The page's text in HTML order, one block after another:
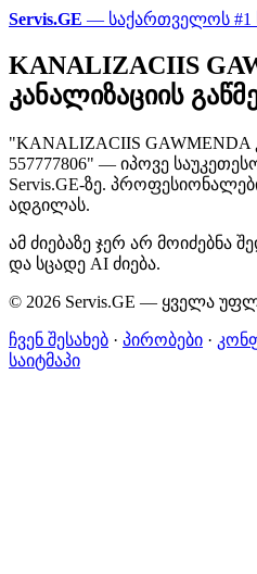
Servis.GE — საქართველოს #1
KANALIZACIIS
კანალიზაციის
"KANALIZACIIS GAWMENDA
557777806" — იპოვე
Servis.GE-ზე.
ადგილას.
ამ ძიებაზე ჯერ არ მოიძებნა
და სცადე AI ძიება.
© 2026 Servis.GE — ყველა
ჩვენ შესახებ · პირობები ·
საიტმაპი